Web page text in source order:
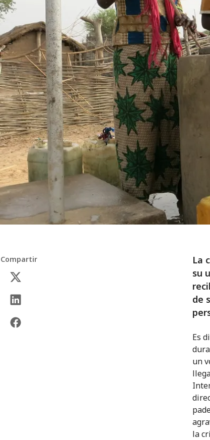
Compartir
La
su
de
Es
un
la